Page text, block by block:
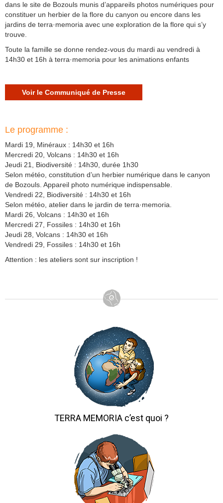
dans le site de Bozouls munis d’appareils photos numériques pour
constituer un herbier de la flore du canyon ou encore dans les
jardins de terra·memoria avec une exploration de la flore qui s’y
trouve.
Toute la famille se donne rendez-vous du mardi au vendredi à
14h30 et 16h à terra·memoria pour les animations enfants
Voir le Communiqué de Presse
Le programme :
Mardi 19, Minéraux : 14h30 et 16h
Mercredi 20, Volcans : 14h30 et 16h
Jeudi 21, Biodiversité : 14h30, durée 1h30
Selon météo, constitution d’un herbier numérique dans le canyon
de Bozouls. Appareil photo numérique indispensable.
Vendredi 22, Biodiversité : 14h30 et 16h
Selon météo, atelier dans le jardin de terra·memoria.
Mardi 26, Volcans : 14h30 et 16h
Mercredi 27, Fossiles : 14h30 et 16h
Jeudi 28, Volcans : 14h30 et 16h
Vendredi 29, Fossiles : 14h30 et 16h
Attention : les ateliers sont sur inscription !
TERRA MEMORIA c’est quoi ?